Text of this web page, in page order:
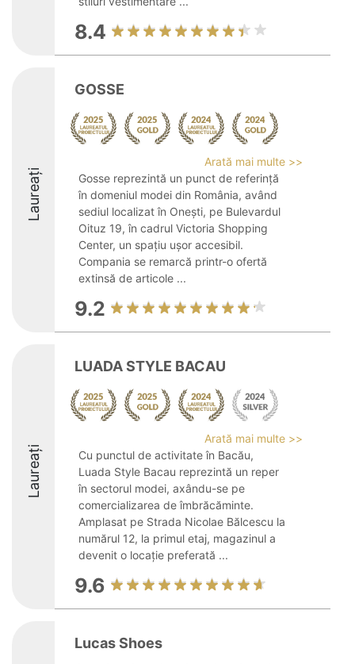
8.4
Laureați
GOSSE
Arată mai multe >>
Gosse reprezintă un punct de referință
în domeniul modei din România, având
sediul localizat în Onești, pe Bulevardul
Oituz 19, în cadrul Victoria Shopping
Center, un spațiu ușor accesibil.
Compania se remarcă printr-o ofertă
extinsă de articole ...
9.2
Laureați
LUADA STYLE BACAU
Arată mai multe >>
Cu punctul de activitate în Bacău,
Luada Style Bacau reprezintă un reper
în sectorul modei, axându-se pe
comercializarea de îmbrăcăminte.
Amplasat pe Strada Nicolae Bălcescu la
numărul 12, la primul etaj, magazinul a
devenit o locație preferată ...
9.6
Lucas Shoes